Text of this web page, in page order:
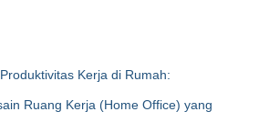
Kerja di Rumah:
Ruang Kerja (Home Office) yang